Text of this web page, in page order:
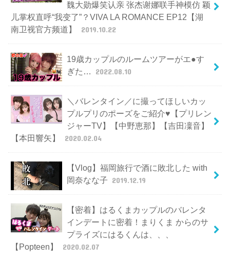
魏大勋爆笑认亲 张杰谢娜联手神模仿 颖
儿掌权直呼“我变了”？VIVA LA ROMANCE EP12【湖
南卫视官方频道】
2019.10.22
19歳カップルのルームツアーがエ●す
ぎた…
2022.08.10
＼バレンタイン／に撮ってほしいカッ
プルプリのポーズをご紹介♥【プリレン
ジャーTV】【中野恵那】【吉田凜音】
【本田響矢】
2020.02.04
【Vlog】福岡旅行で酒に敗北した with
岡奈なな子 2019.12.19
【密着】はるくまカップルのバレンタ
インデートに密着！まりくま からのサ
プライズにはるくんは、、、
【Popteen】
2020.02.07